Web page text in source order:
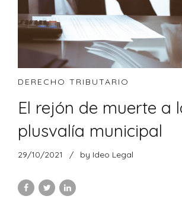
DERECHO TRIBUTARIO
El rejón de muerte a
plusvalía municipal
29/10/2021 by Ideo Legal